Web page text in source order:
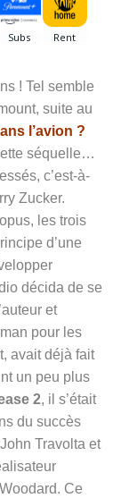
! Tel semble
suite au
l’avion ?
séquelle…
c’est-à-
Zucker.
les trois
d’une
décida de se
et
pour les
avait déjà fait
un peu plus
2, il s’était
du succès
Travolta et
Ce